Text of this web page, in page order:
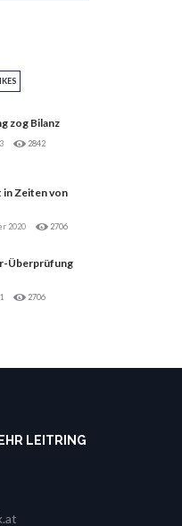
zog Bilanz
2842
in Zeiten von
2020 2706
Überprüfung
2706
LEITRING